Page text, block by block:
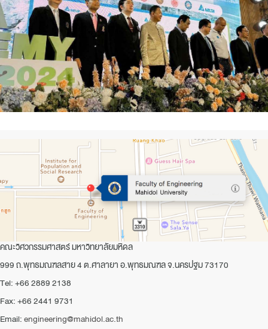
คณะวิศวกรรมศาสตร์ มหาวิทยาลัยมหิดล
999 ถ.พุทธมณฑลสาย 4 ต.ศาลายา อ.พุทธมณฑล จ.นครปฐม 73170
Tel: +66 2889 2138
Fax: +66 2441 9731
Email:engineering@mahidol.ac.th